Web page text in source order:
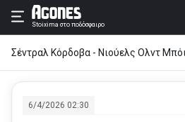
Stoixima στο ποδόσφαιρο
Σέντραλ Κόρδοβα - Νιούελς Ολντ
6/4/2026 02:30